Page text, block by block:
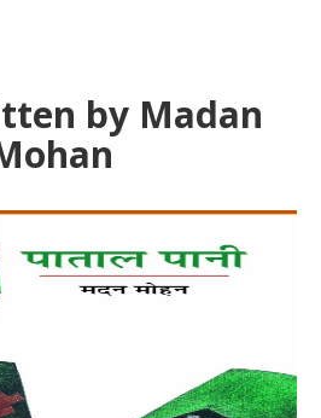
by Madan